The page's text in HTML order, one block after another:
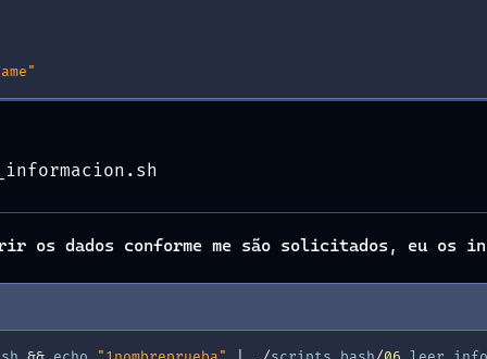
os dados conforme me são solicitados, eu os